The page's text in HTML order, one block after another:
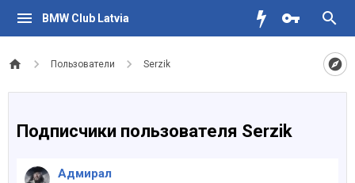
BMW Club Latvia
Пользователи Serzik
Подписчики пользователя Serzik
Адмирал